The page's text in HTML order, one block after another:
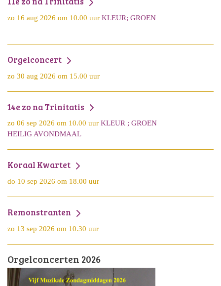
zo 16 aug 2026 om 10.00 uur KLEUR; GROEN
Orgelconcert
zo 30 aug 2026 om 15.00 uur
14e zo na Trinitatis
zo 06 sep 2026 om 10.00 uur KLEUR ; GROEN
HEILIG AVONDMAAL
Koraal Kwartet
do 10 sep 2026 om 18.00 uur
Remonstranten
zo 13 sep 2026 om 10.30 uur
Orgelconcerten 2026